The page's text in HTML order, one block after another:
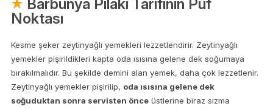
Barbunya Pilaki Tarifinin Püf
Noktası
Kesme şeker zeytinyağlı yemekleri lezzetlendirir. Zeytinyağlı
yemekler pişirildikleri kapta oda ısısına gelene dek soğumaya
bırakılmalıdır. Bu şekilde demini alan yemek, daha çok lezzetlenir.
Zeytinyağlı yemekler pişirilip, oda ısısına gelene dek
soğuduktan sonra servisten önce üstlerine biraz sızma